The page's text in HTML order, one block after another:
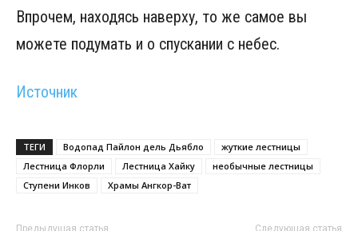
Впрочем, находясь наверху, то же самое вы
можете подумать и о спускании с небес.
Источник
ТЕГИ Водопад Пайлон дель Дьябло
жуткие лестницы
Лестница Флорли
Лестница Хайку
необычные лестницы
Ступени Инков
Храмы Ангкор-Ват
Предыдущая статья Следующая статья